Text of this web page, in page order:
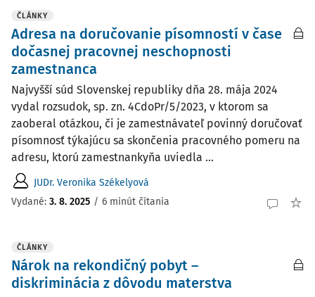
ČLÁNKY
Adresa na doručovanie písomností v čase
dočasnej pracovnej neschopnosti
zamestnanca
Najvyšší súd Slovenskej republiky dňa 28. mája 2024
vydal rozsudok, sp. zn. 4CdoPr/5/2023, v ktorom sa
zaoberal otázkou, či je zamestnávateľ povinný doručovať
písomnosť týkajúcu sa skončenia pracovného pomeru na
adresu, ktorú zamestnankyňa uviedla ...
JUDr. Veronika Székelyová
Vydané: 3. 8. 2025 / 6 minút čítania
ČLÁNKY
Nárok na rekondičný pobyt –
diskriminácia z dôvodu materstva